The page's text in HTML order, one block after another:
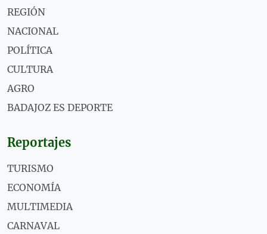
REGIÓN
NACIONAL
POLÍTICA
CULTURA
AGRO
BADAJOZ ES DEPORTE
Reportajes
TURISMO
ECONOMÍA
MULTIMEDIA
CARNAVAL